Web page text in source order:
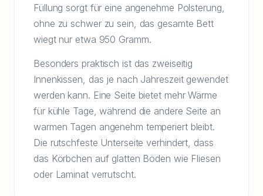
Füllung sorgt für eine angenehme Polsterung,
ohne zu schwer zu sein, das gesamte Bett
wiegt nur etwa 950 Gramm.
Besonders praktisch ist das zweiseitig
Innenkissen, das je nach Jahreszeit gewendet
werden kann. Eine Seite bietet mehr Wärme
für kühle Tage, während die andere Seite an
warmen Tagen angenehm temperiert bleibt.
Die rutschfeste Unterseite verhindert, dass
das Körbchen auf glatten Böden wie Fliesen
oder Laminat verrutscht.